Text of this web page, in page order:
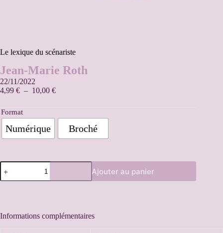
Le lexique du scénariste
Jean-Marie Roth
22/11/2022
4,99 € – 10,00 €
Format
Numérique Broché
Ajouter au panier
e
Informations complémentaires